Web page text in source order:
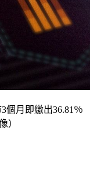
個月即繳出36.81％
）